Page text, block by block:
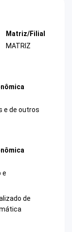
Matriz/Filial
MATRIZ
e de outros
e
de